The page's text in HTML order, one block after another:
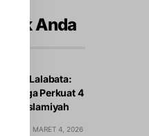
Anda
di Lalabata:
Warga Perkuat 4
Islamiyah
MARET 4, 2026